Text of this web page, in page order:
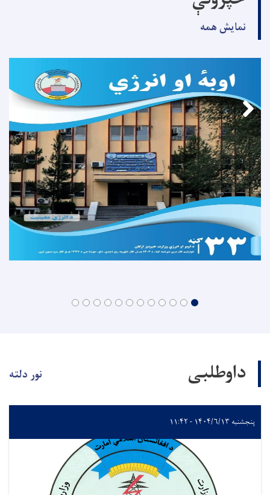
نمایش همه
داوطلبی نور دلته
پنجشنبه ۱۴۰۴/۶/۱۳ - ۱۱:۴۲